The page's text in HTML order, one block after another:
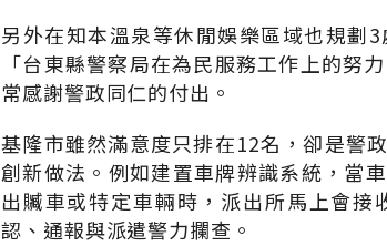
另外在知本溫泉等休閒娛樂區域也規劃
「台東縣警察局在為民服務工作上的努
常感謝警政同仁的付出。
基隆市雖然滿意度只排在12名，卻是警
創新做法。例如建置車牌辨識系統，當
出贓車或特定車輛時，派出所馬上會
認、通報與派遣警力攔查。